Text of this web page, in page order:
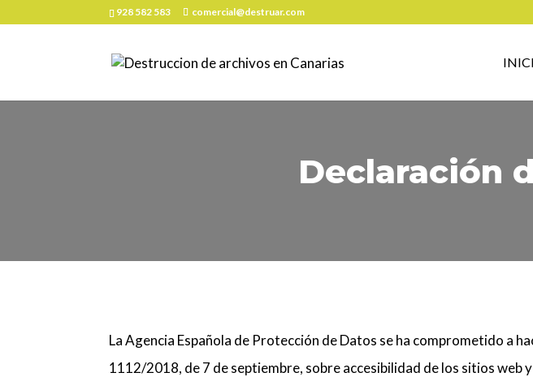
928 582 583 comercial@destruar.com
Declaración
La Agencia Española de Protección de Datos se ha comprometido a
1112/2018, de 7 de septiembre, sobre accesibilidad de los sitios